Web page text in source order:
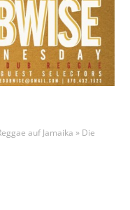
auf Jamaika » Die